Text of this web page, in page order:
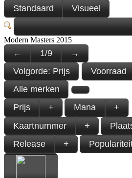
Standaard
Visueel
Modern Masters 2015
← 1/9
→
Volgorde: Prijs
Voorraad
Alle merken
Prijs
+ Mana
+
Kaartnummer
+
Release
+